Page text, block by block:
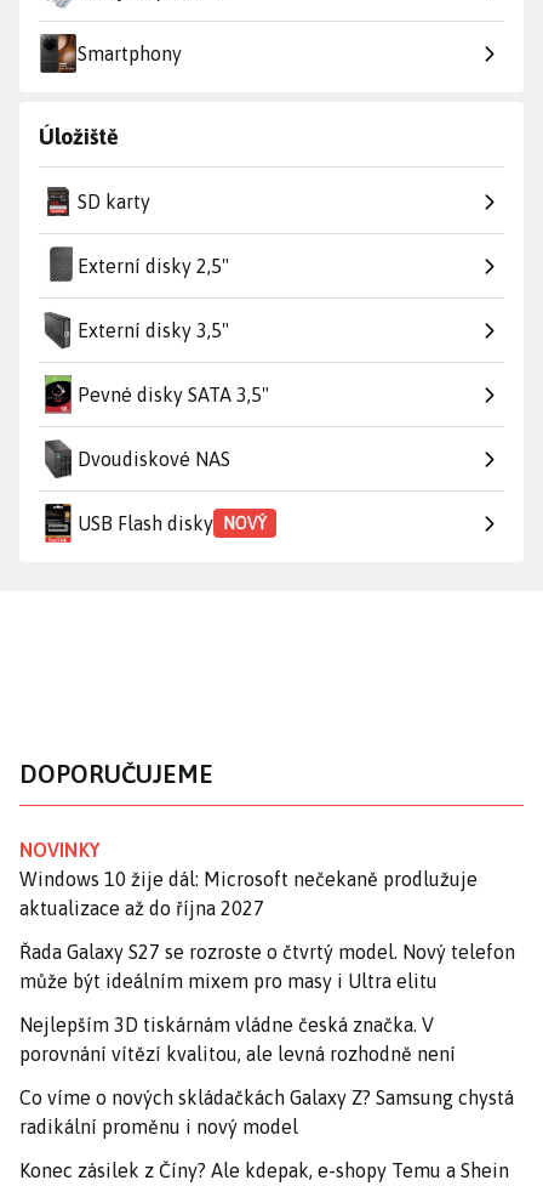
Smartphony
Úložiště
SD karty
Externí disky 2,5"
Externí disky 3,5"
Pevné disky SATA 3,5"
Dvoudiskové NAS
USB Flash disky NOVÝ
DOPORUČUJEME
NOVINKY
Windows 10 žije dál: Microsoft nečekaně prodlužuje
aktualizace až do října 2027
Řada Galaxy S27 se rozroste o čtvrtý model. Nový telefon
může být ideálním mixem pro masy i Ultra elitu
Nejlepším 3D tiskárnám vládne česká značka. V
porovnání vítězí kvalitou, ale levná rozhodně není
Co víme o nových skládačkách Galaxy Z? Samsung chystá
radikální proměnu i nový model
Konec zásilek z Číny? Ale kdepak, e-shopy Temu a Shein